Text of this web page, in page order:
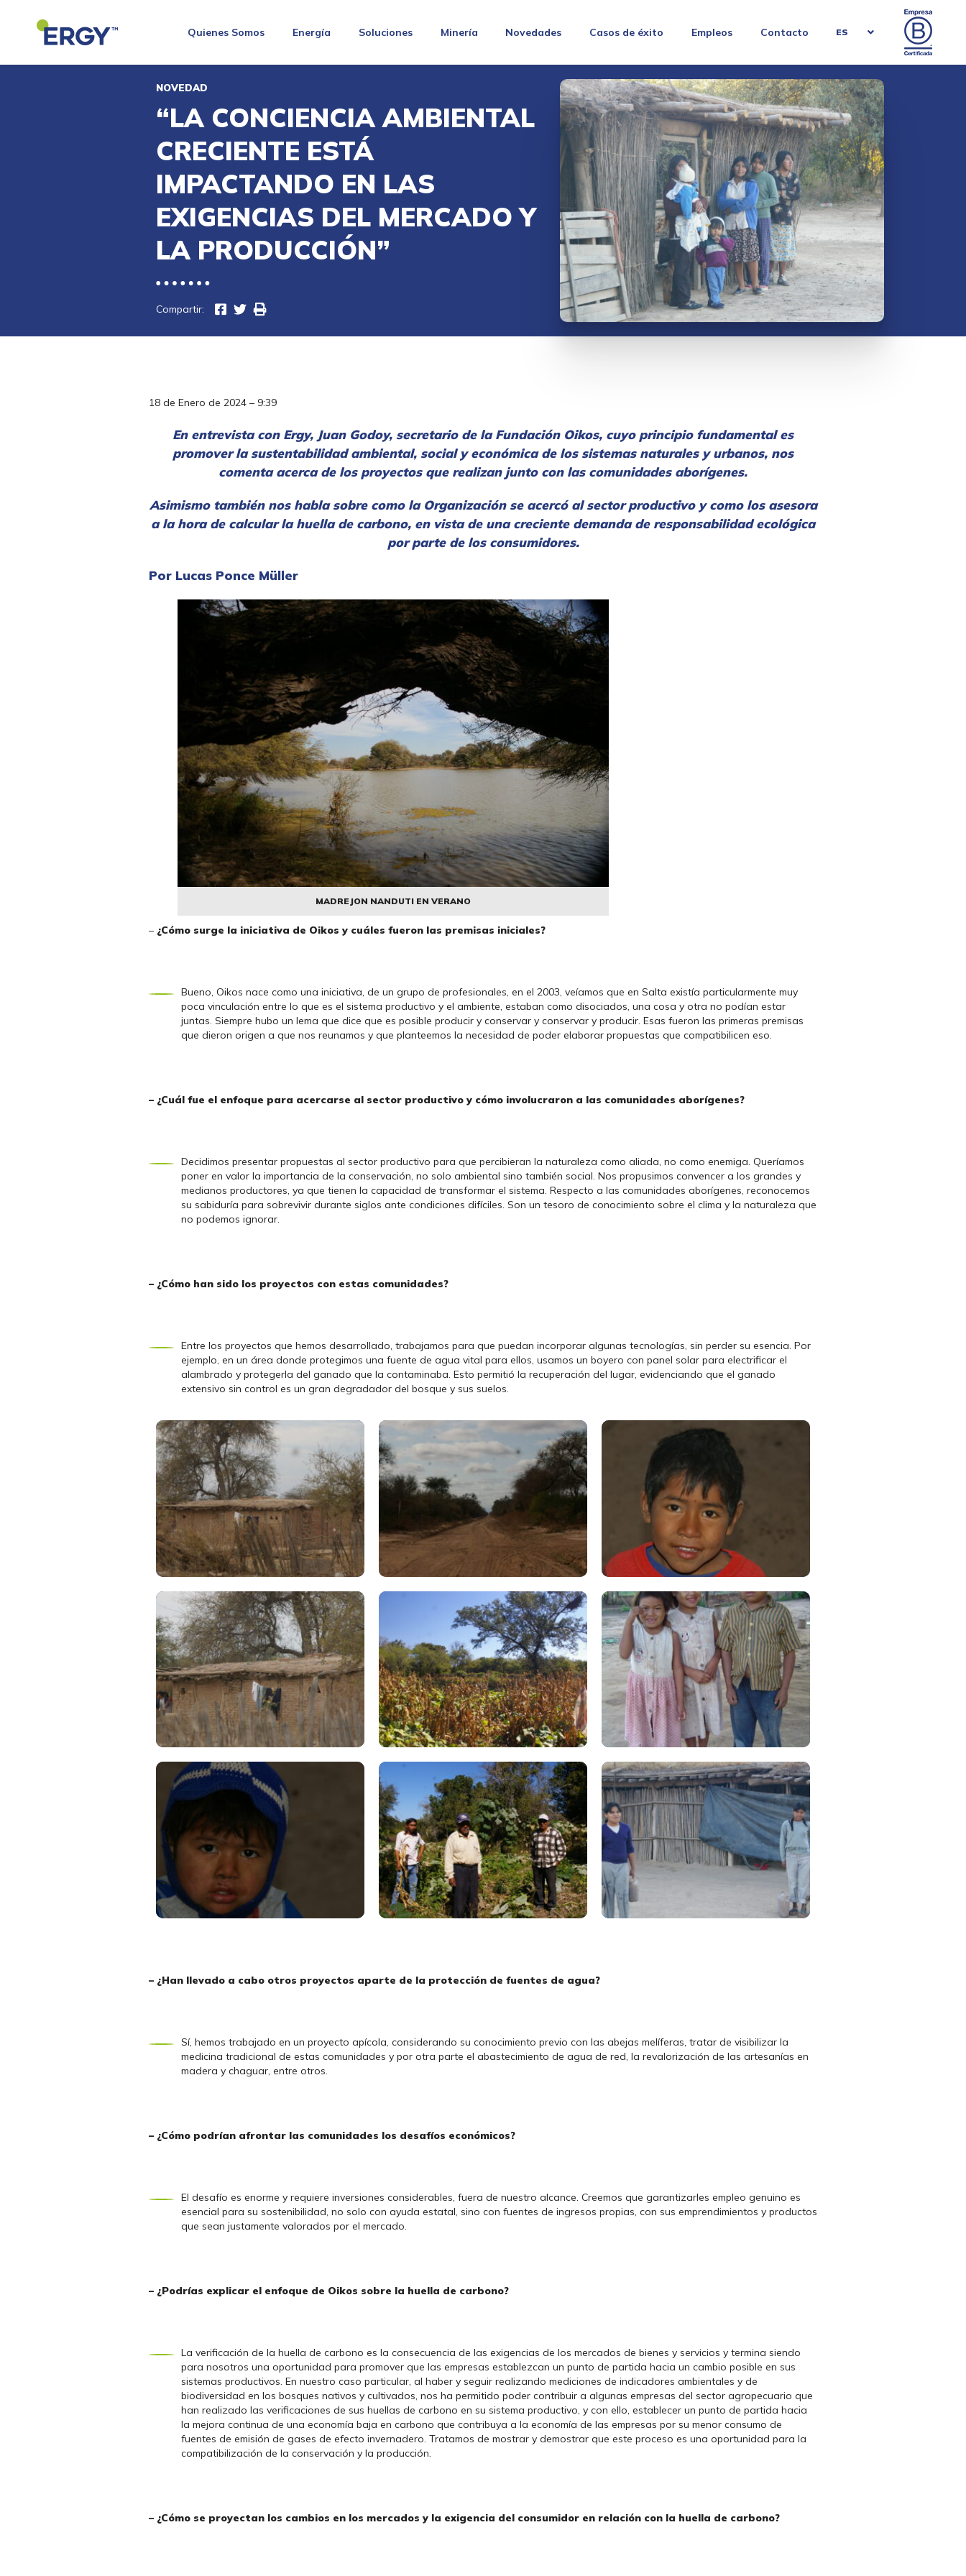
Quienes Somos Energía Soluciones Minería Novedades Casos de éxito Empleos Contacto ES
NOVEDAD
“LA CONCIENCIA AMBIENTAL
CRECIENTE ESTÁ
IMPACTANDO EN LAS
EXIGENCIAS DEL MERCADO Y
LA PRODUCCIÓN”
Compartir:
18 de Enero de 2024 – 9:39
En entrevista con Ergy, Juan Godoy, secretario de la Fundación Oikos, cuyo principio fundamental es
promover la sustentabilidad ambiental, social y económica de los sistemas naturales y urbanos, nos
comenta acerca de los proyectos que realizan junto con las comunidades aborígenes.
Asimismo también nos habla sobre como la Organización se acercó al sector productivo y como los asesora
a la hora de calcular la huella de carbono, en vista de una creciente demanda de responsabilidad ecológica
por parte de los consumidores.
Por Lucas Ponce Müller
MADREJON NANDUTI EN VERANO
– ¿Cómo surge la iniciativa de Oikos y cuáles fueron las premisas iniciales?
Bueno, Oikos nace como una iniciativa, de un grupo de profesionales, en el 2003, veíamos que en Salta existía particularmente muy
poca vinculación entre lo que es el sistema productivo y el ambiente, estaban como disociados, una cosa y otra no podían estar
juntas. Siempre hubo un lema que dice que es posible producir y conservar y conservar y producir. Esas fueron las primeras premisas
que dieron origen a que nos reunamos y que planteemos la necesidad de poder elaborar propuestas que compatibilicen eso.
– ¿Cuál fue el enfoque para acercarse al sector productivo y cómo involucraron a las comunidades aborígenes?
Decidimos presentar propuestas al sector productivo para que percibieran la naturaleza como aliada, no como enemiga. Queríamos
poner en valor la importancia de la conservación, no solo ambiental sino también social. Nos propusimos convencer a los grandes y
medianos productores, ya que tienen la capacidad de transformar el sistema. Respecto a las comunidades aborígenes, reconocemos
su sabiduría para sobrevivir durante siglos ante condiciones difíciles. Son un tesoro de conocimiento sobre el clima y la naturaleza que
no podemos ignorar.
– ¿Cómo han sido los proyectos con estas comunidades?
Entre los proyectos que hemos desarrollado, trabajamos para que puedan incorporar algunas tecnologías, sin perder su esencia. Por
ejemplo, en un área donde protegimos una fuente de agua vital para ellos, usamos un boyero con panel solar para electrificar el
alambrado y protegerla del ganado que la contaminaba. Esto permitió la recuperación del lugar, evidenciando que el ganado
extensivo sin control es un gran degradador del bosque y sus suelos.
– ¿Han llevado a cabo otros proyectos aparte de la protección de fuentes de agua?
Sí, hemos trabajado en un proyecto apícola, considerando su conocimiento previo con las abejas melíferas, tratar de visibilizar la
medicina tradicional de estas comunidades y por otra parte el abastecimiento de agua de red, la revalorización de las artesanías en
madera y chaguar, entre otros.
– ¿Cómo podrían afrontar las comunidades los desafíos económicos?
El desafío es enorme y requiere inversiones considerables, fuera de nuestro alcance. Creemos que garantizarles empleo genuino es
esencial para su sostenibilidad, no solo con ayuda estatal, sino con fuentes de ingresos propias, con sus emprendimientos y productos
que sean justamente valorados por el mercado.
– ¿Podrías explicar el enfoque de Oikos sobre la huella de carbono?
La verificación de la huella de carbono es la consecuencia de las exigencias de los mercados de bienes y servicios y termina siendo
para nosotros una oportunidad para promover que las empresas establezcan un punto de partida hacia un cambio posible en sus
sistemas productivos. En nuestro caso particular, al haber y seguir realizando mediciones de indicadores ambientales y de
biodiversidad en los bosques nativos y cultivados, nos ha permitido poder contribuir a algunas empresas del sector agropecuario que
han realizado las verificaciones de sus huellas de carbono en su sistema productivo, y con ello, establecer un punto de partida hacia
la mejora continua de una economía baja en carbono que contribuya a la economía de las empresas por su menor consumo de
fuentes de emisión de gases de efecto invernadero. Tratamos de mostrar y demostrar que este proceso es una oportunidad para la
compatibilización de la conservación y la producción.
– ¿Cómo se proyectan los cambios en los mercados y la exigencia del consumidor en relación con la huella de carbono?